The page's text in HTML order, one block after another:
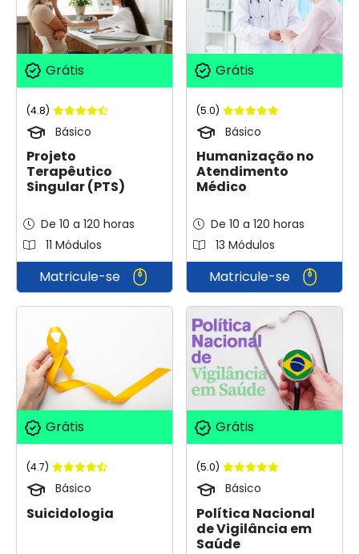
Grátis
(4.8)
Básico
Projeto
Terapêutico
Singular (PTS)
De 10 a 120 horas
11 Módulos
Matricule-se
Grátis
(5.0)
Básico
Humanização no
Atendimento
Médico
De 10 a 120 horas
13 Módulos
Matricule-se
Grátis
(4.7)
Básico
Suicidologia
Grátis
(5.0)
Básico
Política Nacional
de Vigilância em
Saúde